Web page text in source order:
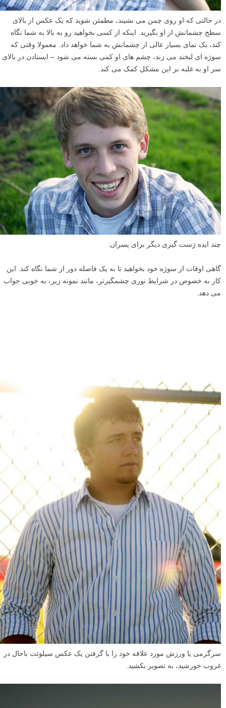
در حالتی که او روی چمن می نشیند، مطمئن شوید که یک عکس از بالای
سطح چشمانش از او بگیرید. اینکه از کسی بخواهید رو به بالا به شما نگاه
کند، یک نمای بسیار عالی از چشمانش به شما خواهد داد. معمولا وقتی که
سوژه ای لبخند می زند، چشم های او کمی بسته می شود – ایستادن در بالای
سر او به غلبه بر این مشکل کمک می کند.
چند ایده ژست گیری دیگر برای پسران:
گاهی اوقات از سوژه خود بخواهید تا به یک فاصله دور از شما نگاه کند. این
کار به خصوص در شرایط نوری چشمگیرتر، مانند نمونه زیر، به خوبی جواب
می دهد.
سرگرمی یا ورزش مورد علاقه خود را با گرفتن یک عکس سیلوئت باحال در
غروب خورشید، به تصویر بکشید.